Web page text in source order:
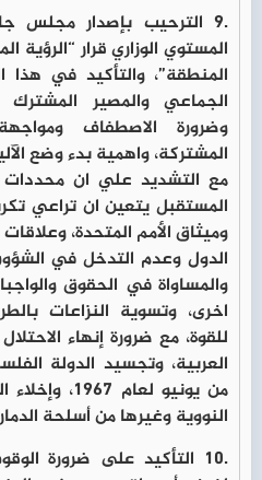
.9 الترحيب بإصدار مجلس
المستوي الوزاري قرار “الرؤية
المنطقة”، والتأكيد في
الجماعي والمصير المشترك
وضرورة الاصطفاف
المشتركة، واهمية بدء وضع
مع التشديد علي ان محددات
المستقبل يتعين ان تراعي
وميثاق الأمم المتحدة،
الدول وعدم التدخل في
والمساواة في الحقوق
اخرى، وتسوية النزاعات
للقوة، مع ضرورة إنهاء
العربية، وتجسيد الدولة
من يونيو
النووية وغيرها من أسلحة
.10 التأكيد على ضرورة